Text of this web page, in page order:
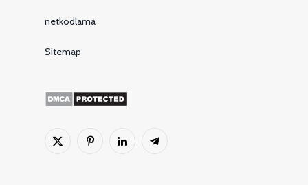
netkodlama
Sitemap
X
Pinterest'inLinkedInTelgraf